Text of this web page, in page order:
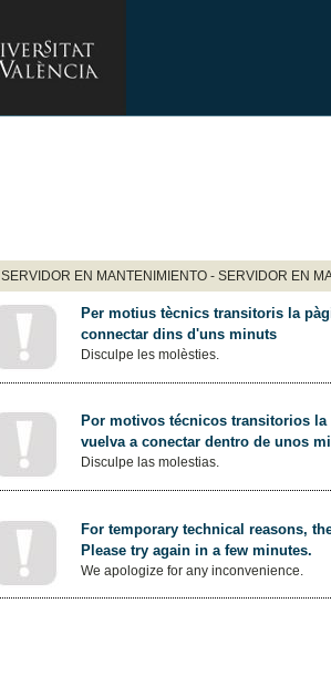
SERVIDOR EN MANTENIMIENTO - SERVIDOR EN
Per motius tècnics transitoris la
connectar dins d'uns minuts
Disculpe les molèsties.
Por motivos técnicos transitorios
vuelva a conectar dentro de unos
Disculpe las molestias.
For temporary technical reasons,
Please try again in a few minutes.
We apologize for any inconvenience.